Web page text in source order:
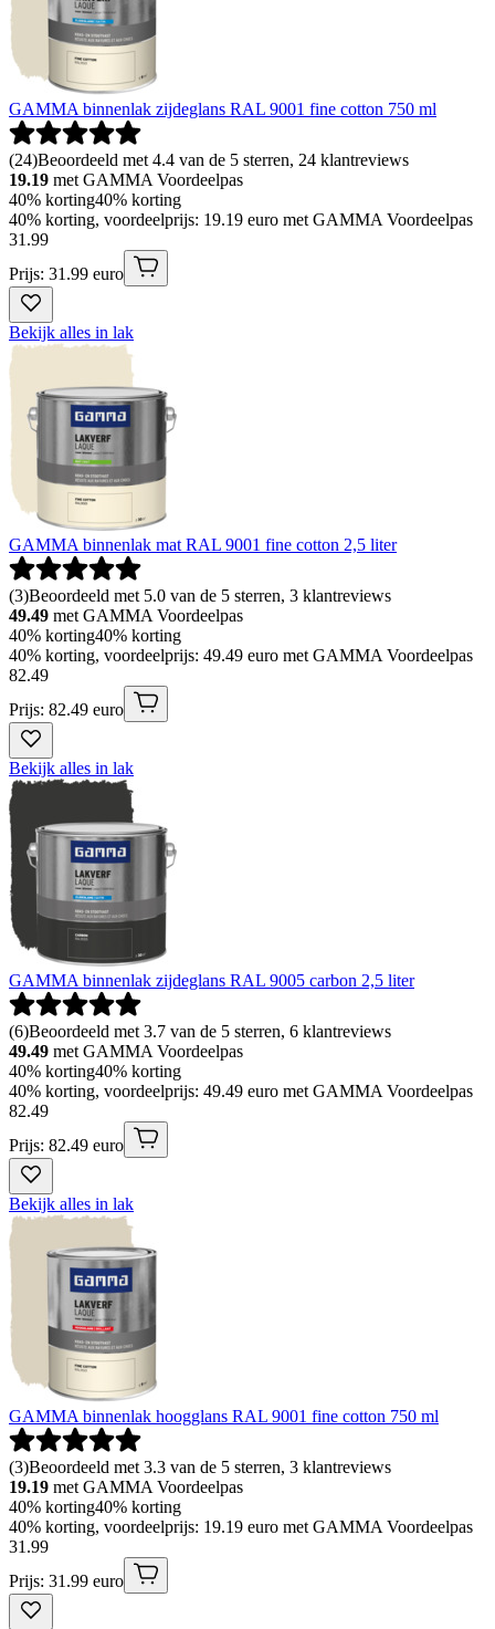
GAMMA binnenlak zijdeglans RAL 9001 fine cotton 750 ml
(24)Beoordeeld met 4.4 van de 5 sterren, 24 klantreviews
19.19 met GAMMA Voordeelpas
40% korting40% korting
40% korting, voordeelprijs: 19.19 euro met GAMMA Voordeelpas
31 .99
Prijs: 31.99 euro
Bekijk alles in lak
GAMMA binnenlak mat RAL 9001 fine cotton 2,5 liter
(3)Beoordeeld met 5.0 van de 5 sterren, 3 klantreviews
49.49 met GAMMA Voordeelpas
40% korting40% korting
40% korting, voordeelprijs: 49.49 euro met GAMMA Voordeelpas
82.49
Prijs: 82.49 euro
Bekijk alles in lak
GAMMA binnenlak zijdeglans RAL 9005 carbon 2,5 liter
(6)Beoordeeld met 3.7 van de 5 sterren, 6 klantreviews
49.49 met GAMMA Voordeelpas
40% korting40% korting
40% korting, voordeelprijs: 49.49 euro met GAMMA Voordeelpas
82.49
Prijs: 82.49 euro
Bekijk alles in lak
GAMMA binnenlak hoogglans RAL 9001 fine cotton 750 ml
(3)Beoordeeld met 3.3 van de 5 sterren, 3 klantreviews
19.19 met GAMMA Voordeelpas
40% korting40% korting
40% korting, voordeelprijs: 19.19 euro met GAMMA Voordeelpas
31 .99
Prijs: 31.99 euro